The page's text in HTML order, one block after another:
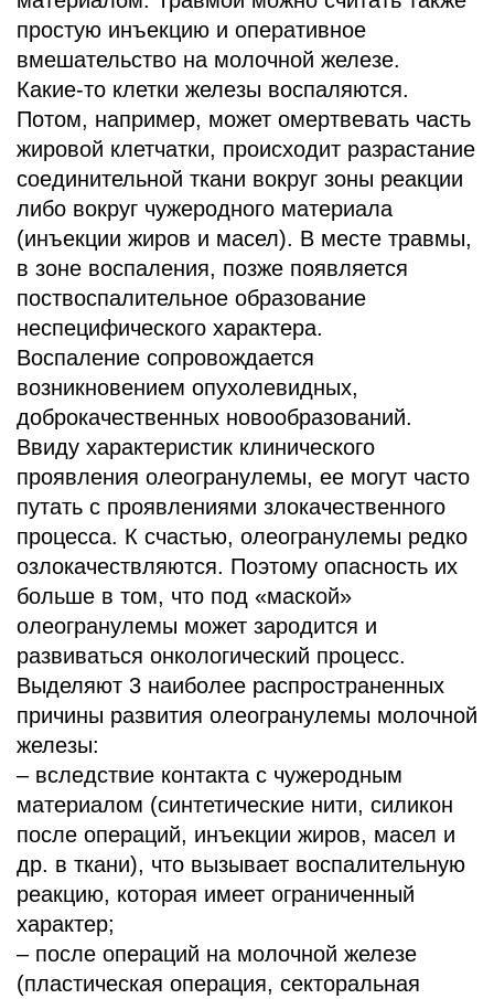
простую инъекцию и оперативное
вмешательство на молочной железе.
Какие-то клетки железы воспаляются.
Потом, например, может омертвевать часть
жировой клетчатки, происходит разрастание
соединительной ткани вокруг зоны реакции
либо вокруг чужеродного материала
(инъекции жиров и масел). В месте травмы,
в зоне воспаления, позже появляется
поствоспалительное образование
неспецифического характера.
Воспаление сопровождается
возникновением опухолевидных,
доброкачественных новообразований.
Ввиду характеристик клинического
проявления олеогранулемы, ее могут часто
путать с проявлениями злокачественного
процесса. К счастью, олеогранулемы редко
озлокачествляются. Поэтому опасность их
больше в том, что под «маской»
олеогранулемы может зародится и
развиваться онкологический процесс.
Выделяют 3 наиболее распространенных
причины развития олеогранулемы молочной
железы:
– вследствие контакта с чужеродным
материалом (синтетические нити, силикон
после операций, инъекции жиров, масел и
др. в ткани), что вызывает воспалительную
реакцию, которая имеет ограниченный
характер;
– после операций на молочной железе
(пластическая операция, секторальная